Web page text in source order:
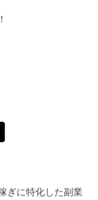
ぎに特化した副業